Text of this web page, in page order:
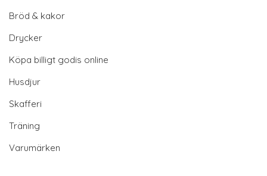
Bröd & kakor
Drycker
Köpa billigt godis online
Husdjur
Skafferi
Träning
Varumärken